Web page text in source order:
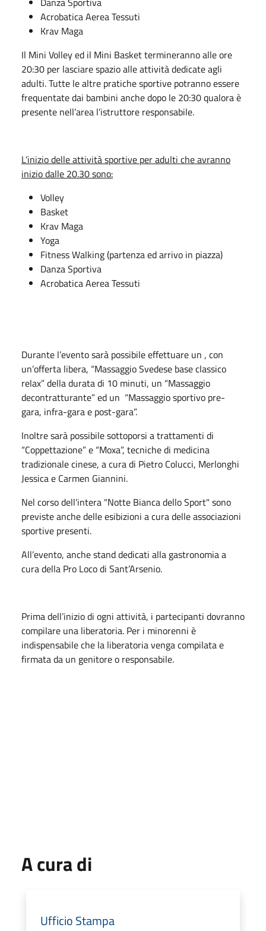
Acrobatica Aerea Tessuti
Krav Maga
Il Mini Volley ed il Mini Basket termineranno alle ore
20:30 per lasciare spazio alle attività dedicate agli
adulti. Tutte le altre pratiche sportive potranno essere
frequentate dai bambini anche dopo le 20:30 qualora è
presente nell’area l’istruttore responsabile.
L’inizio delle attività sportive per adulti che avranno
inizio dalle 20.30 sono:
Volley
Basket
Krav Maga
Yoga
Fitness Walking (partenza ed arrivo in piazza)
Danza Sportiva
Acrobatica Aerea Tessuti
Durante l’evento sarà possibile effettuare un , con
un’offerta libera, “Massaggio Svedese base classico
relax” della durata di 10 minuti, un “Massaggio
decontratturante” ed un “Massaggio sportivo pre-
gara, infra-gara e post-gara”.
Inoltre sarà possibile sottoporsi a trattamenti di
“Coppettazione” e “Moxa”, tecniche di medicina
tradizionale cinese, a cura di Pietro Colucci, Merlonghi
Jessica e Carmen Giannini.
Nel corso dell'intera "Notte Bianca dello Sport" sono
previste anche delle esibizioni a cura delle associazioni
sportive presenti.
All’evento, anche stand dedicati alla gastronomia a
cura della Pro Loco di Sant’Arsenio.
Prima dell’inizio di ogni attività, i partecipanti dovranno
compilare una liberatoria. Per i minorenni è
indispensabile che la liberatoria venga compilata e
firmata da un genitore o responsabile.
A cura di
Ufficio Stampa